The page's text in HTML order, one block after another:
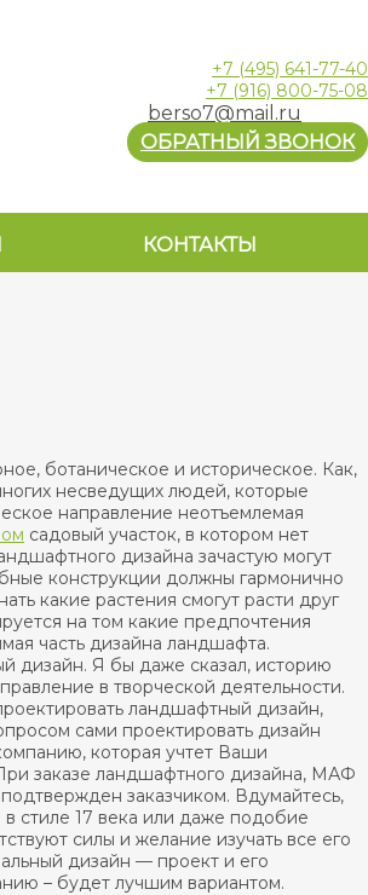
+7 (495) 641-77-40
+7 (916) 800-75-08
berso7@mail.ru
ОБРАТНЫЙ ЗВОНОК
КОНТАКТЫ
ботаническое и историческое. Как,
несведущих людей, которые
направление неотъемлемая
садовый участок, в котором нет
дизайна зачастую могут
конструкции должны гармонично
какие растения смогут расти друг
на том какие предпочтения
часть дизайна ландшафта.
дизайн. Я бы даже сказал, историю
в творческой деятельности.
ландшафтный дизайн,
сами проектировать дизайн
которая учтет Ваши
заказе ландшафтного дизайна, МАФ
заказчиком. Вдумайтесь,
стиле 17 века или даже подобие
силы и желание изучать все его
дизайн — проект и его
– будет лучшим вариантом.